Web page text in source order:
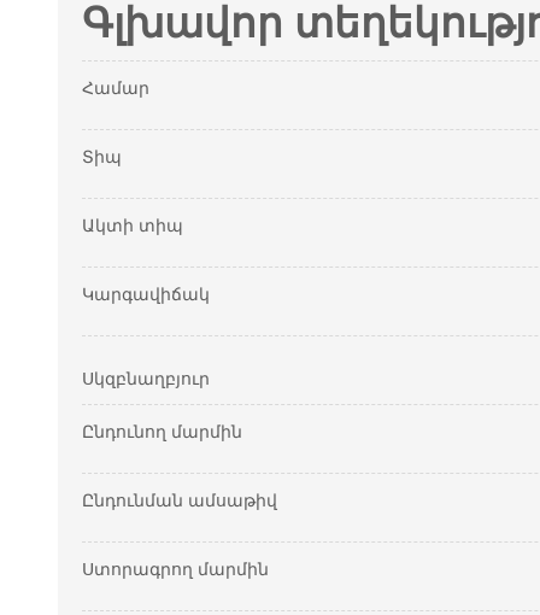
Գլխավոր
Համար
Տիպ
Ակտի տիպ
Կարգավիճակ
Սկզբնաղբյուր
Ընդունող մարմին
Ընդունման ամսաթիվ
Ստորագրող մարմին